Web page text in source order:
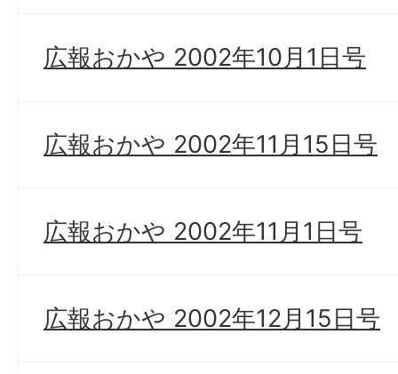
広報おかや 2002年10月1日号
広報おかや 2002年11月15日号
広報おかや 2002年11月1日号
広報おかや 2002年12月15日号